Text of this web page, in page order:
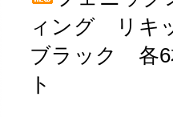
ィング リキ
ブラック 各
ト